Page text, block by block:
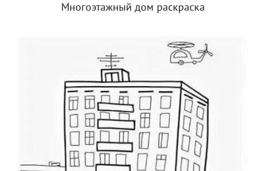
Многоэтажный дом раскраска